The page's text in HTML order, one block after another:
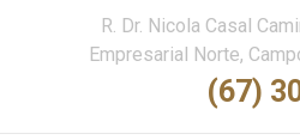
R. Dr. Nicola Casal
Empresarial Norte,
(67)